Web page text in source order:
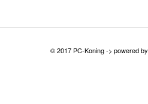
© 2017 PC-Koning -> powered by